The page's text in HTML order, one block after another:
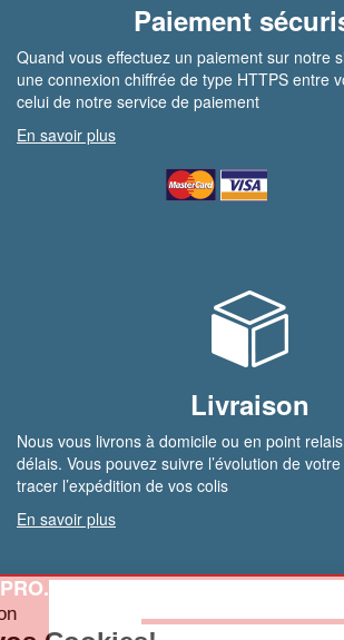
Paiement
Quand vous effectuez un paiement sur notre
une connexion chiffrée de type HTTPS entre
celui de notre service de paiement
En savoir plus
Livraison
Nous vous livrons à domicile ou en point
délais. Vous pouvez suivre l’évolution de
tracer l’expédition de vos colis
En savoir plus
PRO.